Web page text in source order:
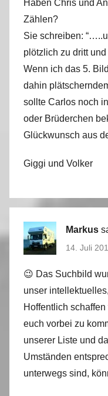
Haben Chris und
Zählen?
Sie schreiben:
plötzlich zu dritt
Wenn ich das 5.
dahin
sollte Carlos noch
oder Brüderchen
Glückwunsch aus
Giggi und Volker
Markus
14. Juli
😉 Das Suchbild
unser
Hoffentlich
euch vorbei zu
unserer Liste und
Umständen
unterwegs sind,